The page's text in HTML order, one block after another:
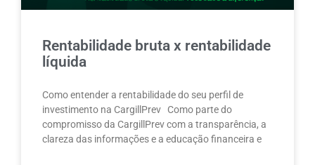
Rentabilidade bruta x rentabilidade
líquida
Como entender a rentabilidade do seu perfil de
investimento na CargillPrev Como parte do
compromisso da CargillPrev com a transparência, a
clareza das informações e a educação financeira e